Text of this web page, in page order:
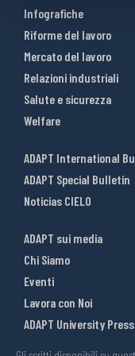
Infografiche
Riforme del lavoro
Mercato del lavoro
Relazioni industriali
Salute e sicurezza
Welfare
ADAPT International
ADAPT Special Bulletin
Noticias CIELO
ADAPT sui media
Chi Siamo
Eventi
Lavora con Noi
ADAPT University Press